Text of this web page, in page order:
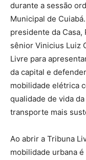
durante a sessão
Municipal de
presidente da Casa,
sênior Vinicius Luiz
Livre para
da capital e
mobilidade elétrica
qualidade de vida
transporte mais
Ao abrir a Tribuna
mobilidade urbana